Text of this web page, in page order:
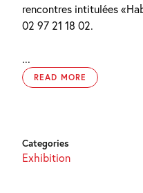
rencontres intitulées
02 97 21 18 02.
...
READ MORE
Categories
Exhibition